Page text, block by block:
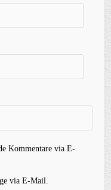
Kommentare via E-
via E-Mail.